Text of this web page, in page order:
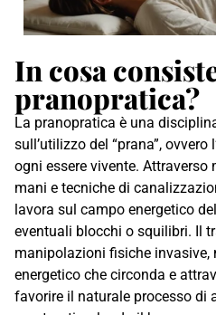
In cosa
pranopratica?
La pranopratica è una
sull’utilizzo del “prana”, ovvero
ogni essere vivente.
mani e tecniche di
lavora sul campo energetico
eventuali blocchi o squilibri. Il
manipolazioni fisiche
energetico che circonda e
favorire il naturale processo di